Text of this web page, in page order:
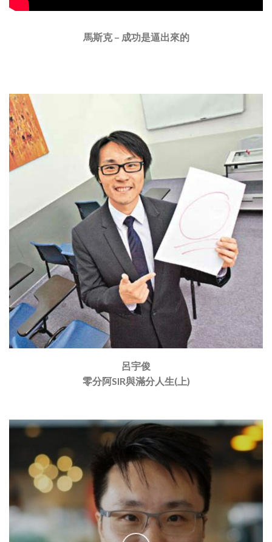
馬斯克 – 成功是逼出來的
呂宇俊
零分阿SIR與滿分人生(上)